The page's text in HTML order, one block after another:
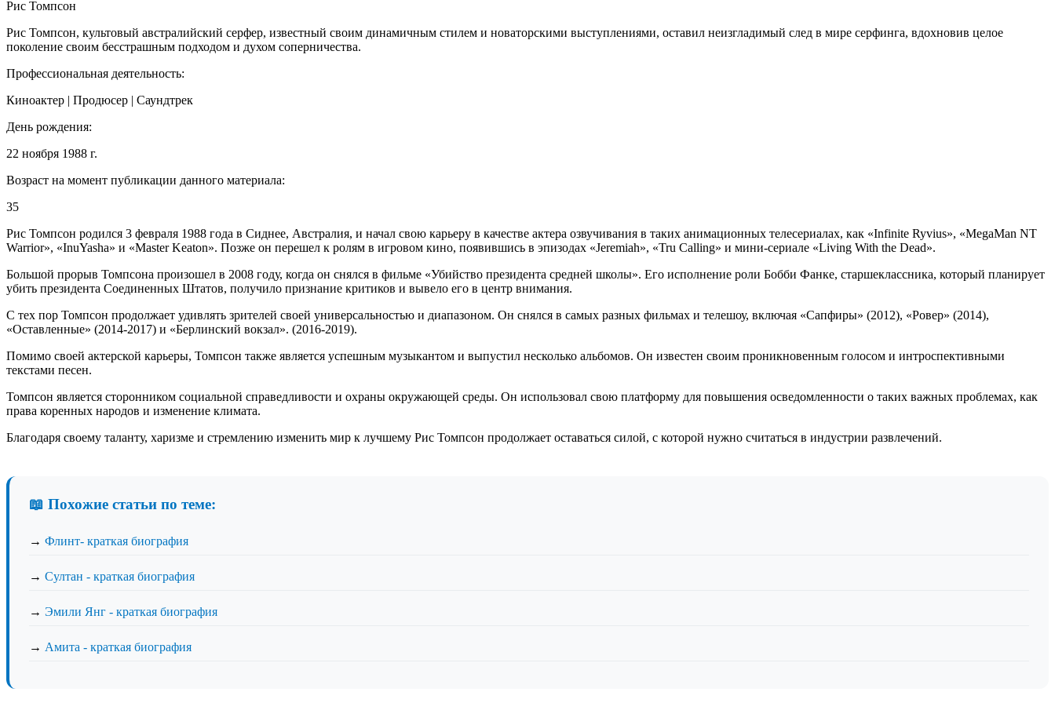
Рис Томпсон
Рис Томпсон, культовый австралийский серфер, известный своим динамичным стилем и новаторскими выступлениями, оставил неизгладимый след в мире серфинга, вдохновив целое
поколение своим бесстрашным подходом и духом соперничества.
Профессиональная деятельность:
Киноактер | Продюсер | Саундтрек
День рождения:
22 ноября 1988 г.
Возраст на момент публикации данного материала:
35
Рис Томпсон родился 3 февраля 1988 года в Сиднее, Австралия, и начал свою карьеру в качестве актера озвучивания в таких анимационных телесериалах, как «Infinite Ryvius», «MegaMan NT
Warrior», «InuYasha» и «Master Keaton». Позже он перешел к ролям в игровом кино, появившись в эпизодах «Jeremiah», «Tru Calling» и мини-сериале «Living With the Dead».
Большой прорыв Томпсона произошел в 2008 году, когда он снялся в фильме «Убийство президента средней школы». Его исполнение роли Бобби Фанке, старшеклассника, который планирует
убить президента Соединенных Штатов, получило признание критиков и вывело его в центр внимания.
С тех пор Томпсон продолжает удивлять зрителей своей универсальностью и диапазоном. Он снялся в самых разных фильмах и телешоу, включая «Сапфиры» (2012), «Ровер» (2014),
«Оставленные» (2014-2017) и «Берлинский вокзал». (2016-2019).
Помимо своей актерской карьеры, Томпсон также является успешным музыкантом и выпустил несколько альбомов. Он известен своим проникновенным голосом и интроспективными
текстами песен.
Томпсон является сторонником социальной справедливости и охраны окружающей среды. Он использовал свою платформу для повышения осведомленности о таких важных проблемах, как
права коренных народов и изменение климата.
Благодаря своему таланту, харизме и стремлению изменить мир к лучшему Рис Томпсон продолжает оставаться силой, с которой нужно считаться в индустрии развлечений.
📖 Похожие статьи по теме:
→ Флинт- краткая биография
→ Султан - краткая биография
→ Эмили Янг - краткая биография
→ Амита - краткая биография